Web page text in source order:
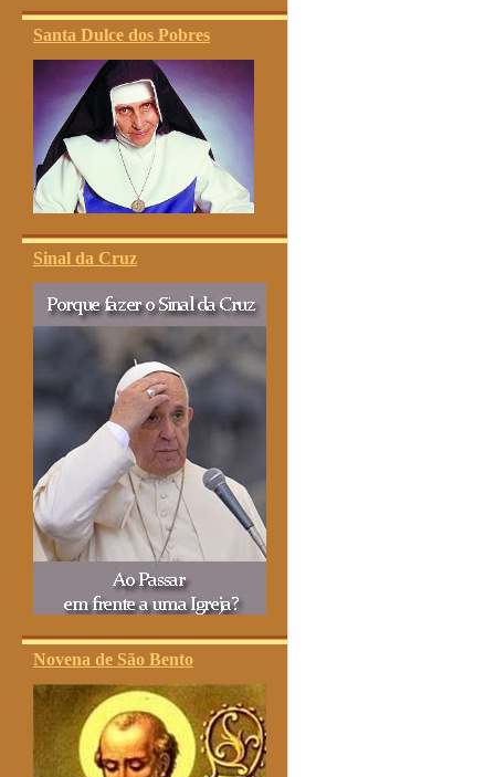
Santa Dulce dos Pobres
Sinal da Cruz
Novena de São Bento